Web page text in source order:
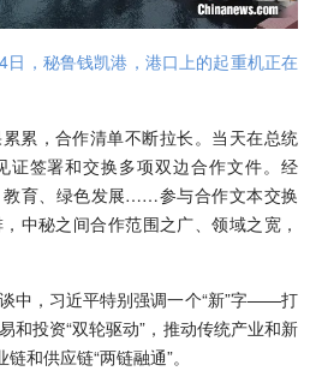
日，秘鲁钱凯港，港口上的起重机正在
累，合作清单不断拉长。当天在总统
证签署和交换多项双边合作文件。经
教育、绿色发展……参与合作文本交换
中秘之间合作范围之广、领域之宽，
中，习近平特别强调一个“新”字——打
和投资“双轮驱动”，推动传统产业和新
和供应链“两链融通”。